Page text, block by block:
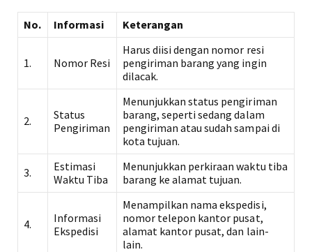
No. Informasi Keterangan
1. Nomor Resi
Harus diisi dengan nomor resi
pengiriman barang yang ingin
dilacak.
2.
Status
Pengiriman
Menunjukkan status pengiriman
barang, seperti sedang dalam
pengiriman atau sudah sampai di
kota tujuan.
3.
Estimasi
Waktu Tiba
Menunjukkan perkiraan waktu tiba
barang ke alamat tujuan.
4.
Informasi
Ekspedisi
Menampilkan nama ekspedisi,
nomor telepon kantor pusat,
alamat kantor pusat, dan lain-
lain.